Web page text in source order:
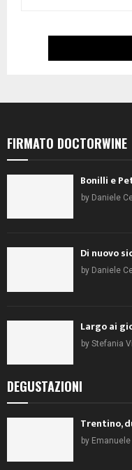
FIRMATO DOCTORWINE
Bonilli e
by Daniele
Di nuovo
by Daniele
Largo ai
by Stefania
DEGUSTAZIONI
Trentino,
by